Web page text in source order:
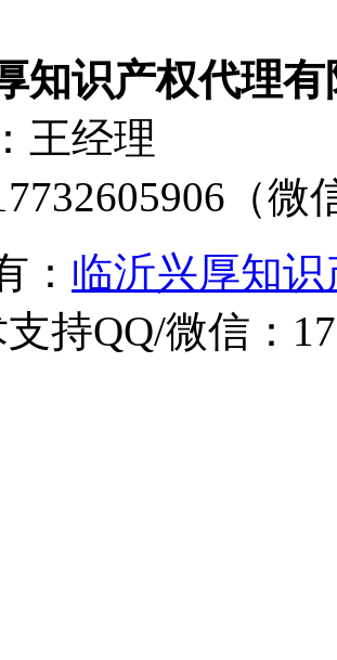
知识产权代理有
王经理
（微
： 临沂兴厚知
持QQ/微信：